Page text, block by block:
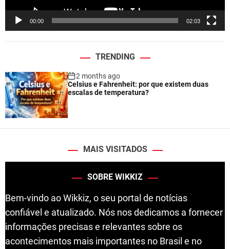
00:00 02:03
TRENDING
2 months ago
Celsius e Fahrenheit: por que existem duas
escalas de temperatura?
MAIS VISITADOS
SOBRE WIKKIZ
Bem-vindo ao Wikkiz, o seu portal de notícias
confiável e atualizado. Nós nos dedicamos a fornecer
informações precisas e relevantes sobre os
acontecimentos mais importantes no Brasil e no